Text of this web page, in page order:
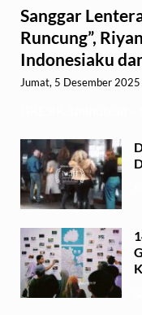
Sanggar
Runcung”,
Indonesiaku
Jumat, 5 Desember